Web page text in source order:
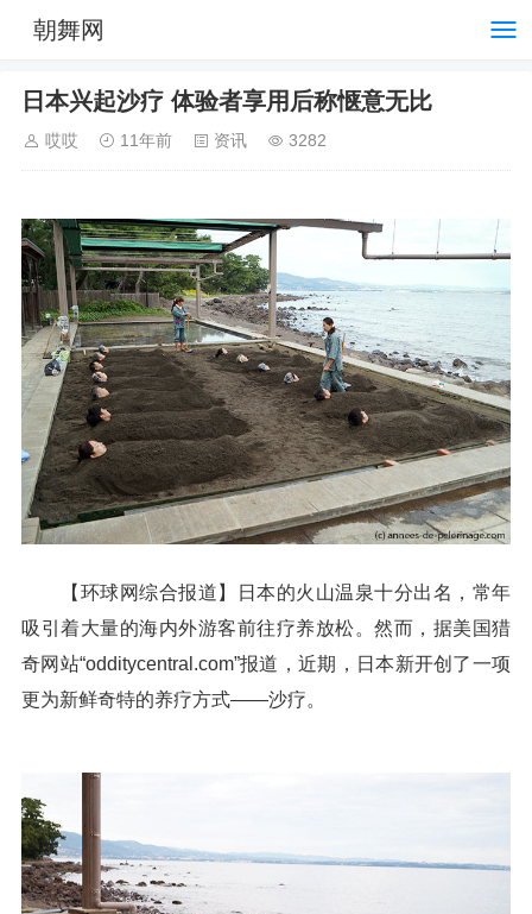
朝舞网
日本兴起沙疗 体验者享用后称惬意无比
哎哎 11年前 资讯 3282
【环球网综合报道】日本的火山温泉十分出名，常年
吸引着大量的海内外游客前往疗养放松。然而，据美国猎
奇网站“odditycentral.com”报道，近期，日本新开创了一项
更为新鲜奇特的养疗方式——沙疗。